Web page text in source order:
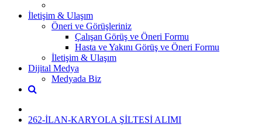
İletişim & Ulaşım
Öneri ve Görüşleriniz
Çalışan Görüş ve Öneri Formu
Hasta ve Yakını Görüş ve Öneri Formu
İletişim & Ulaşım
Dijital Medya
Medyada Biz
262-İLAN-KARYOLA ŞİLTESİ ALIMI